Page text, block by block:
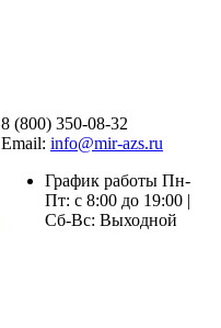
8 (800) 350-08-32
Email: info@mir-azs.ru
График работы Пн-
Пт: с 8:00 до 19:00 |
Сб-Вс: Выходной